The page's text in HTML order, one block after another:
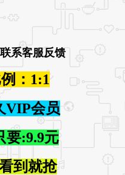
系客服反馈
：1:1
VIP会员
要:9.9元
到就抢